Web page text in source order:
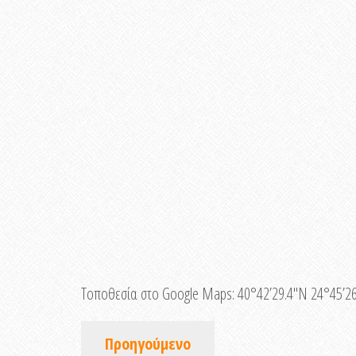
Τοποθεσία στο Google Maps:40°42’29.4″N
Προηγούμενο